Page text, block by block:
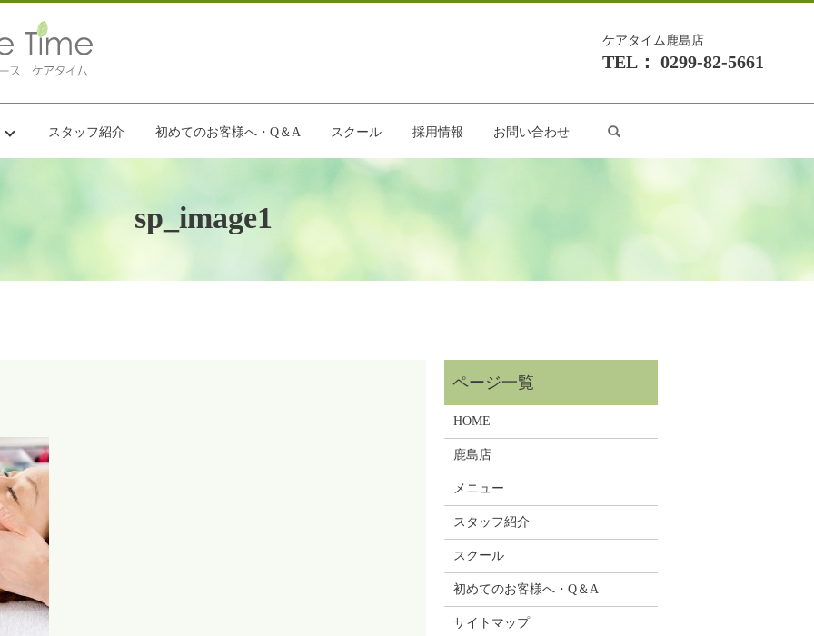
ケアタイム鹿島店
TEL： 0299-82-5661
スタッフ紹介 初めてのお客様へ・Q＆A スクール 採用情報 お問い合わせ
sp_image1
HOME
鹿島店
メニュー
スタッフ紹介
スクール
初めてのお客様へ・Q＆A
サイトマップ